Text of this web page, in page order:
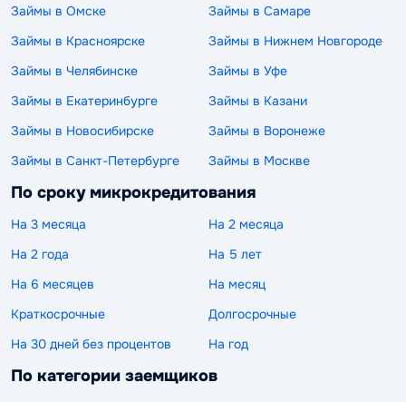
Займы в Омске
Займы в Самаре
Займы в Красноярске
Займы в Нижнем Новгороде
Займы в Челябинске
Займы в Уфе
Займы в Екатеринбурге
Займы в Казани
Займы в Новосибирске
Займы в Воронеже
Займы в Санкт-Петербурге
Займы в Москве
По сроку микрокредитования
На 3 месяца
На 2 месяца
На 2 года
На 5 лет
На 6 месяцев
На месяц
Краткосрочные
Долгосрочные
На 30 дней без процентов
На год
По категории заемщиков